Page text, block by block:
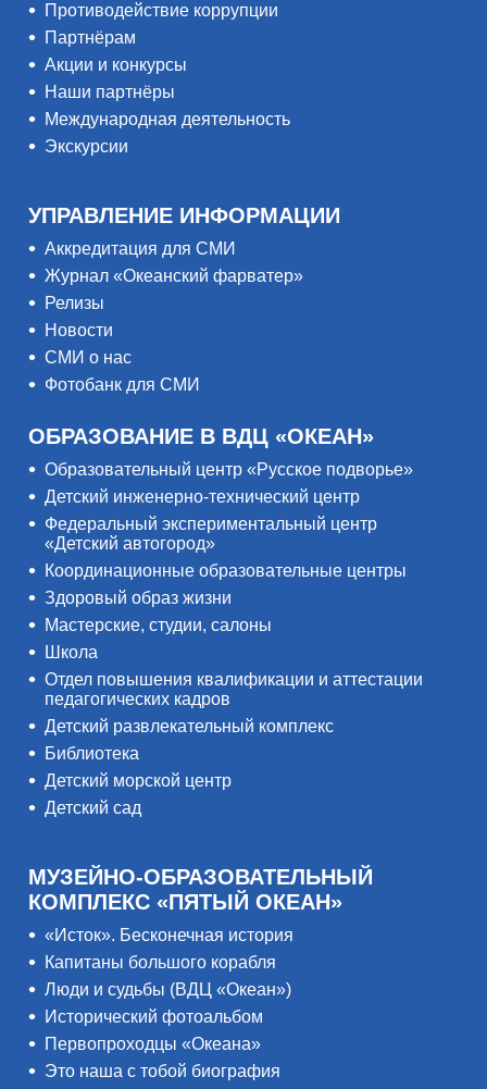
Противодействие коррупции
Партнёрам
Акции и конкурсы
Наши партнёры
Международная деятельность
Экскурсии
УПРАВЛЕНИЕ ИНФОРМАЦИИ
Аккредитация для СМИ
Журнал «Океанский фарватер»
Релизы
Новости
СМИ о нас
Фотобанк для СМИ
ОБРАЗОВАНИЕ В ВДЦ «ОКЕАН»
Образовательный центр «Русское подворье»
Детский инженерно-технический центр
Федеральный экспериментальный центр
«Детский автогород»
Координационные образовательные центры
Здоровый образ жизни
Мастерские, студии, салоны
Школа
Отдел повышения квалификации и аттестации
педагогических кадров
Детский развлекательный комплекс
Библиотека
Детский морской центр
Детский сад
МУЗЕЙНО-ОБРАЗОВАТЕЛЬНЫЙ
КОМПЛЕКС «ПЯТЫЙ ОКЕАН»
«Исток». Бесконечная история
Капитаны большого корабля
Люди и судьбы (ВДЦ «Океан»)
Исторический фотоальбом
Первопроходцы «Океана»
Это наша с тобой биография